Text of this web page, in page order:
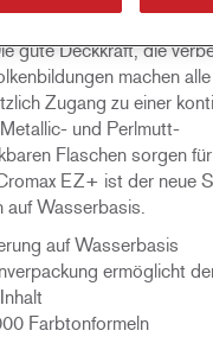
gute Deckkraft, die
machen alle
Zugang zu einer
und Perlmutt-
Flaschen sorgen
EZ+ ist der neue
auf Wasserbasis.
auf Wasserbasis
ermöglicht
Farbtonformeln